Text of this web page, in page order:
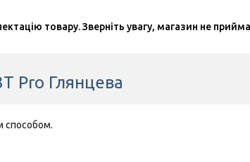
товару. Зверніть увагу, магазин не
Pro Глянцева
способом.